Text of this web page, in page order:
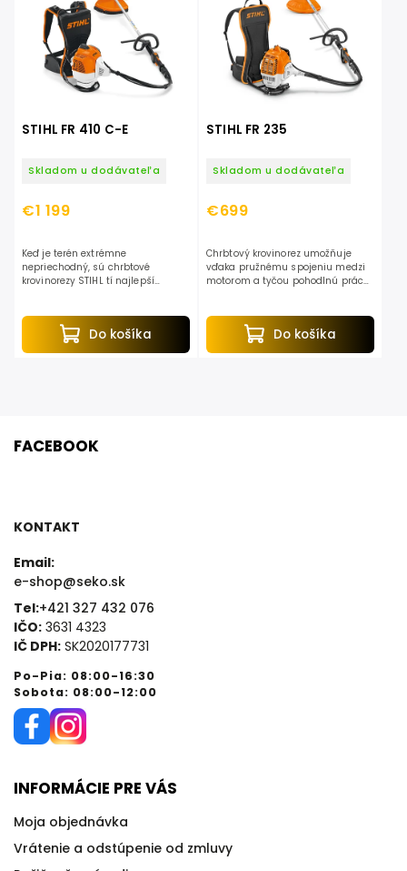
STIHL FR 410 C-E
Skladom u dodávateľa
€1 199
Do košíka
Keď je terén extrémne
nepriechodný, sú chrbtové
krovinorezy STIHL tí najlepší
viniciach alebo sadoch, náradie...
STIHL FR 235
Skladom u dodávateľa
€699
Do košíka
Chrbtový krovinorez umožňuje
vďaka pružnému spojeniu medzi
motorom a tyčou pohodlnú prácu
ramenách a boku obsluhy a to
FACEBOOK
KONTAKT
Email:
e-shop@seko.sk
Tel:+421 327 432 076
IČO: 3631 4323
IČ DPH: SK2020177731
Po-Pia: 08:00-16:30
Sobota: 08:00-12:00
INFORMÁCIE PRE VÁS
Moja objednávka
Vrátenie a odstúpenie od zmluvy